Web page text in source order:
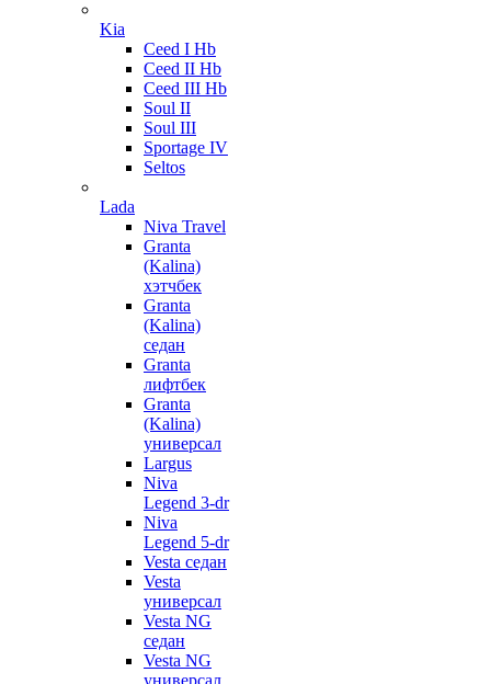
Kia
Ceed I Hb
Ceed II Hb
Ceed III Hb
Soul II
Soul III
Sportage IV
Seltos
Lada
Niva Travel
Granta
(Kalina)
хэтчбек
Granta
(Kalina)
седан
Granta
лифтбек
Granta
(Kalina)
универсал
Largus
Niva
Legend 3-dr
Niva
Legend 5-dr
Vesta седан
Vesta
универсал
Vesta NG
седан
Vesta NG
универсал